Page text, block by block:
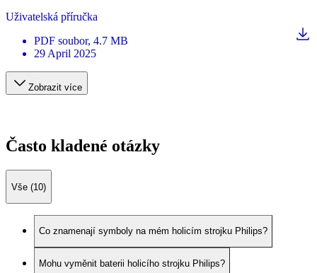
Uživatelská příručka
PDF soubor, 4.7 MB
29 April 2025
Zobrazit více
Často kladené otázky
Vše (10)
Co znamenají symboly na mém holicím strojku Philips?
Mohu vyměnit baterii holicího strojku Philips?